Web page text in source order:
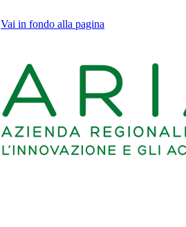
Vai in fondo alla pagina